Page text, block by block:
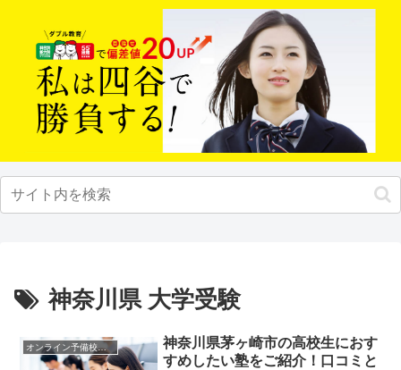
神奈川県 大学受験
オンライン予備校・塾の活用法
神奈川県茅ヶ崎市の高校生におす
すめしたい塾をご紹介！口コミと